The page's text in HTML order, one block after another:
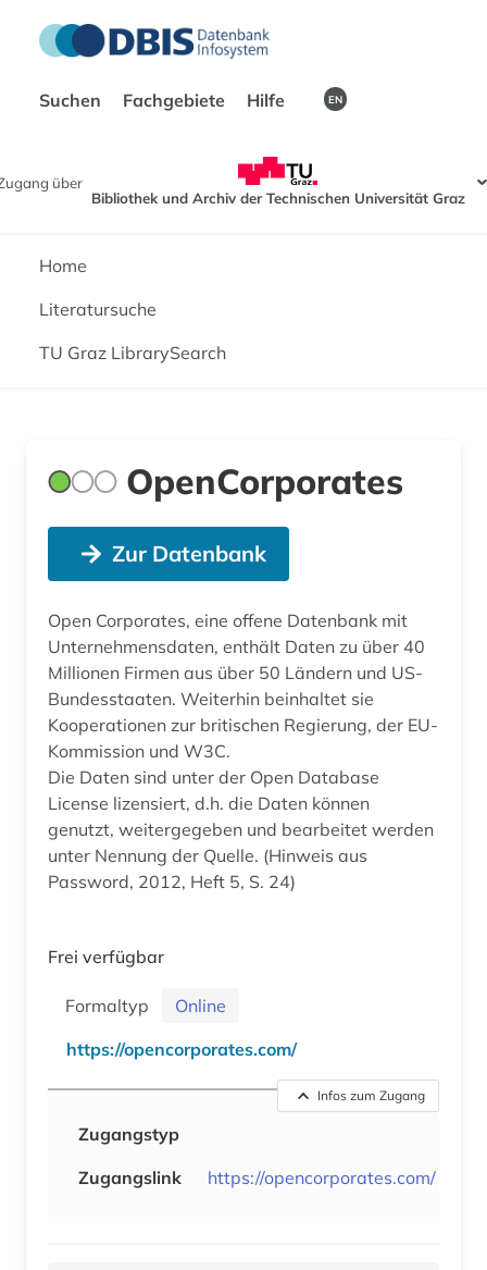
Suchen Fachgebiete Hilfe EN
über
Bibliothek und Archiv der Technischen Universität Graz
Home
Literatursuche
TU Graz LibrarySearch
OpenCorporates
Zur Datenbank
Open Corporates, eine offene Datenbank mit
Unternehmensdaten, enthält Daten zu über 40
Millionen Firmen aus über 50 Ländern und US-
Bundesstaaten. Weiterhin beinhaltet sie
Kooperationen zur britischen Regierung, der EU-
Kommission und W3C.
Die Daten sind unter der Open Database
License lizensiert, d.h. die Daten können
genutzt, weitergegeben und bearbeitet werden
unter Nennung der Quelle. (Hinweis aus
Password, 2012, Heft 5, S. 24)
Frei verfügbar
Formaltyp
Online
https://opencorporates.com/
Infos zum Zugang
Zugangstyp
Zugangslink
https://opencorporates.com/